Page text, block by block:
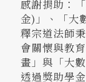
感謝捐助：
金)」、「大
釋宗道法師
會關懷與教
畫」與「大
透過獎助學